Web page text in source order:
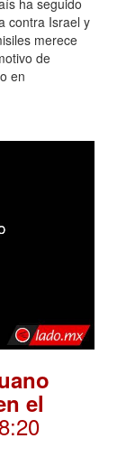
ha seguido
contra Israel y
merece
de
en
el